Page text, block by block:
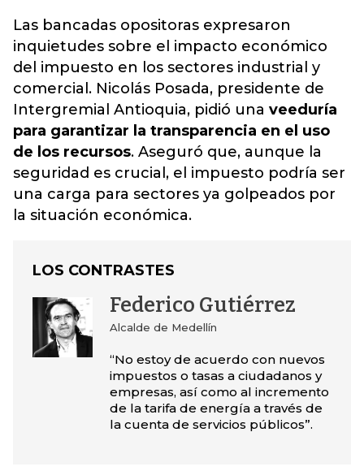
Las bancadas opositoras expresaron
inquietudes sobre el impacto económico
del impuesto en los sectores industrial y
comercial. Nicolás Posada, presidente de
Intergremial Antioquia, pidió una veeduría
para garantizar la transparencia en el uso
de los recursos. Aseguró que, aunque la
seguridad es crucial, el impuesto podría ser
una carga para sectores ya golpeados por
la situación económica.
LOS CONTRASTES
Federico Gutiérrez
Alcalde de Medellín
“No estoy de acuerdo con nuevos
impuestos o tasas a ciudadanos y
empresas, así como al incremento
de la tarifa de energía a través de
la cuenta de servicios públicos”.